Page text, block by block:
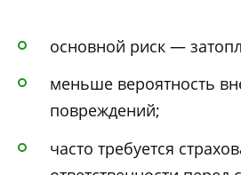
основной риск —
меньше вероятность
повреждений;
часто требуется